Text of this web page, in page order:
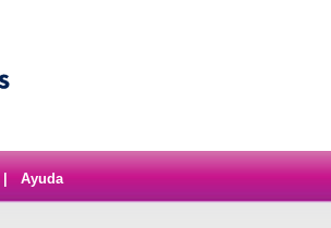
Ayuda